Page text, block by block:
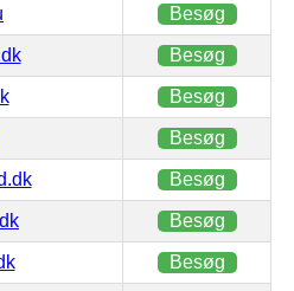
Besøg
Besøg
Besøg
Besøg
Besøg
Besøg
Besøg